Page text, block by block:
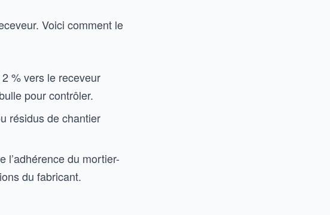
Voici comment le
% vers le receveur
pour contrôler.
résidus de chantier
l’adhérence du mortier-
du fabricant.